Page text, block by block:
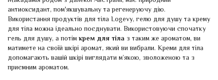
антиоксидант, пом'якшувальну та регенеруючу дію.
Використання продуктів для тіла Logevy, гелю для душу та крему
для тіла можна ідеально поєднувати. Використовуючи спочатку
гель для душу, а потімкрем для тіла з таким же ароматом, ви
матимете на своїй шкірі аромат, який ви вибрали. Креми для тіла
допомагають вашій шкірі виглядати м’якою, зволоженою та з
приємним ароматом.